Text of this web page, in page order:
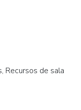
Recursos de sala